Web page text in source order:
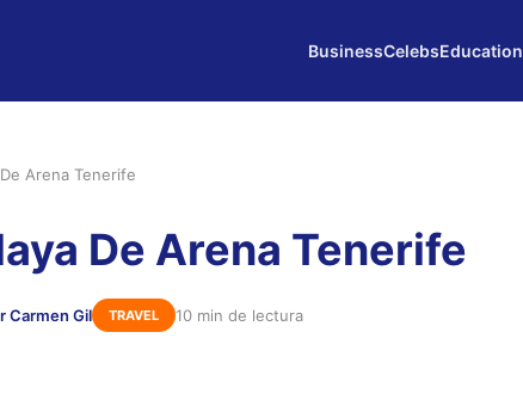
BusinessCelebsEducation
Arena Tenerife
De Arena Tenerife
Carmen Gil TRAVEL 10 min de lectura